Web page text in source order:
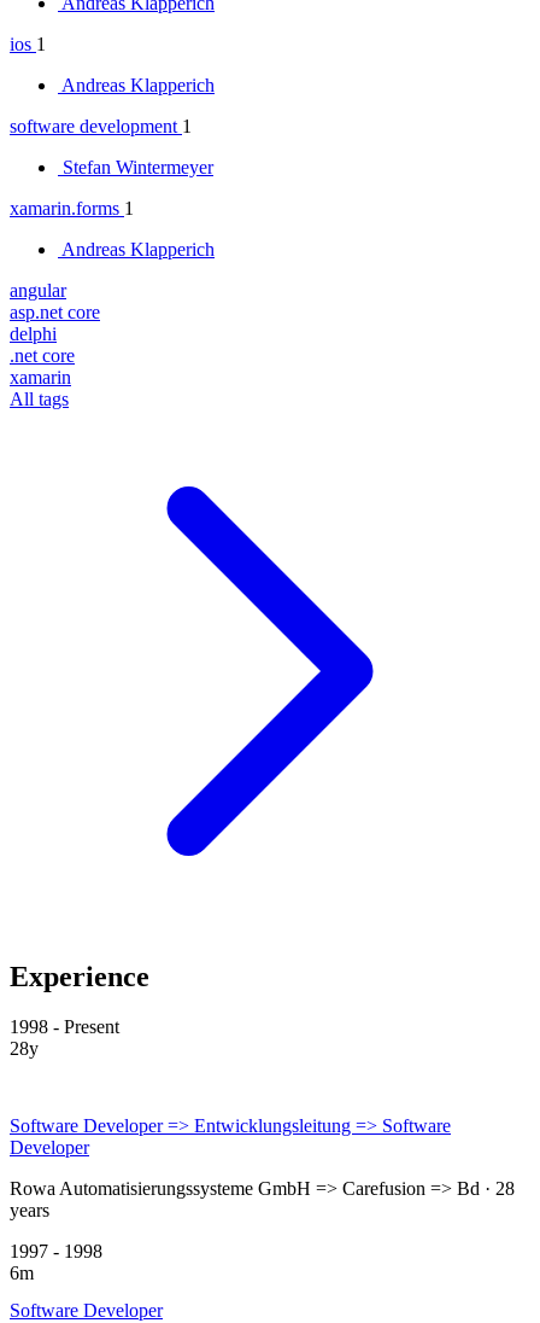
ios 1
Andreas Klapperich
software development 1
Stefan Wintermeyer
xamarin.forms 1
Andreas Klapperich
angular
asp.net core
delphi
.net core
xamarin
All tags
Experience
1998 - Present
28y
Software Developer => Entwicklungsleitung => Software
Developer
Rowa Automatisierungssysteme GmbH => Carefusion => Bd · 28
years
1997 - 1998
6m
Software Developer